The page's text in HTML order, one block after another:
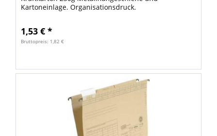
Kartoneinlage. Organisationsdruck.
1,53 € *
Bruttopreis: 1,82 €